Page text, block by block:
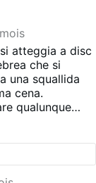
hanno
oscure',
e
delle
voodoo, figure
Una
vicino a
atteggia a disc
che si
una squallida
cena.
qualunque